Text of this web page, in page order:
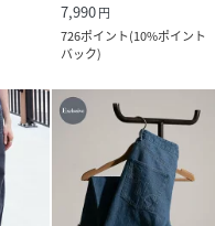
7,990円
726ポイント(10%ポイント
バック)